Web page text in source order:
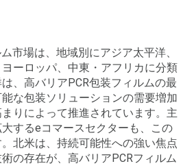
市場は、地域別にアジア太平洋、
ーロッパ、中東・アフリカに分類
、高バリアPCR包装フィルムの最
な包装ソリューションの需要増加
りによって推進されています。主
するeコマースセクターも、この
北米は、持続可能性への強い焦点
の存在が、高バリアPCRフィルム